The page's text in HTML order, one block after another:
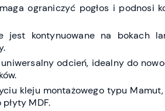
ograniczyć pogłos i podnosi
jest kontynuowane na bokach
odcień, idealny do
kleju montażowego typu
MDF.